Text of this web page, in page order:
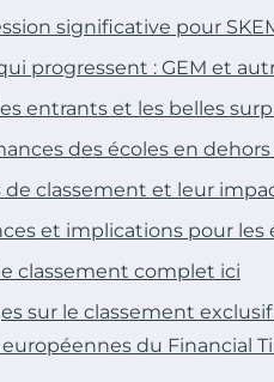
significative pour
progressent : GEM et
entrants et les belles
des écoles en
de classement et leur
et implications pour
classement complet ici
sur le classement
du Financial